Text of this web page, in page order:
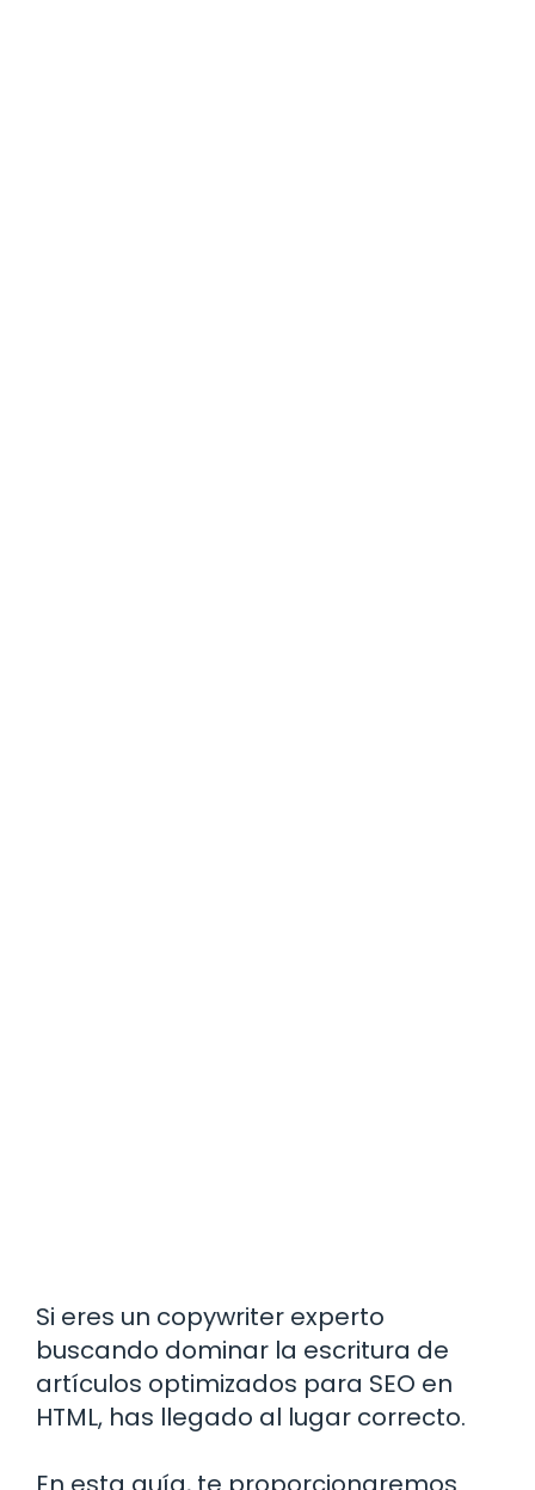
Si eres un copywriter experto
buscando dominar la escritura de
artículos optimizados para SEO en
HTML, has llegado al lugar correcto.